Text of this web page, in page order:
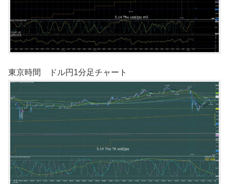
東京時間 ドル円1分足チャート